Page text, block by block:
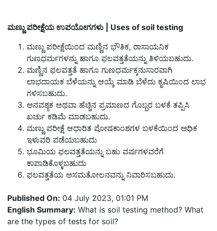
ಮಣ್ಣು ಪರೀಕ್ಷೆಯ ಉಪಯೋಗಗಳು | Uses of soil testing
ಮಣ್ಣು ಪರೀಕ್ಷೆಯಿಂದ ಮಣ್ಣಿನ ಭೌತಿಕ, ರಾಸಾಯನಿಕ
ಗುಣಧರ್ಮಗಳನ್ನು ಹಾಗೂ ಫಲವತ್ತತೆಯನ್ನು ತಿಳಿಯಬಹುದು.
ಮಣ್ಣಿನ ಫಲವತ್ತತೆ ಹಾಗೂ ಗುಣಧರ್ಮಕ್ಕನುಸಾರವಾಗಿ
ಲಾಭದಾಯಕ ಬೆಳೆಯನ್ನು ಆಯ್ಕೆ ಮಾಡಿ ಬೆಳೆದು ಕೃಷಿಯಿಂದ ಲಾಭ
ಗಳಿಸಬಹುದು.
ಅನವಶ್ಯಕ ಅಥವಾ ಹೆಚ್ಚಿನ ಪ್ರಮಾಣದ ಗೊಬ್ಬರ ಬಳಕೆ ತಪ್ಪಿಸಿ
ಖರ್ಚು ಕಡಿಮೆ ಮಾಡಬಹುದು.
ಮಣ್ಣು ಪರೀಕ್ಷೆ ಆಧಾರಿತ ಪೋಷಕಾಂಶಗಳ ಬಳಕೆಯಿಂದ ಅಧಿಕ
ಇಳುವರಿ ಪಡೆಯಬಹುದು
ಭೂಮಿಯ ಫಲವತ್ತತೆಯನ್ನು ಬಹು ವರ್ಷಗಳವರೆಗೆ
ಕಾಪಾಡಿಕೊಳ್ಳಬಹುದು
ಫಲವತ್ತತೆಯ ಅಸಮತೋಲನವನ್ನು ನಿವಾರಿಸಬಹುದು.
Published On: 04 July 2023, 01:01 PM
English Summary: What is soil testing method? What
are the types of tests for soil?